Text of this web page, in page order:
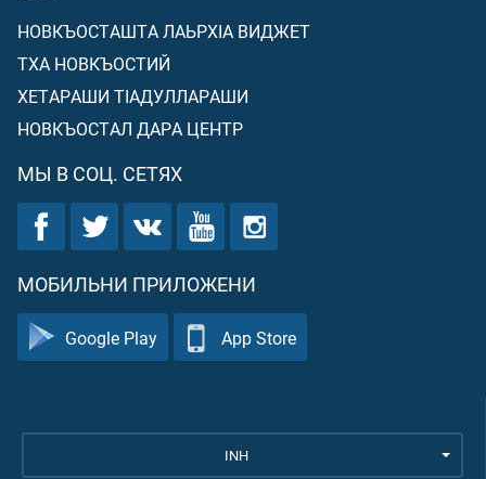
НОВКЪОСТАШТА ЛАЬРХIА ВИДЖЕТ
ТХА НОВКЪОСТИЙ
ХЕТАРАШИ ТIАДУЛЛАРАШИ
НОВКЪОСТАЛ ДАРА ЦЕНТР
МЫ В СОЦ. СЕТЯХ
МОБИЛЬНИ ПРИЛОЖЕНИ
Google Play App Store
INH